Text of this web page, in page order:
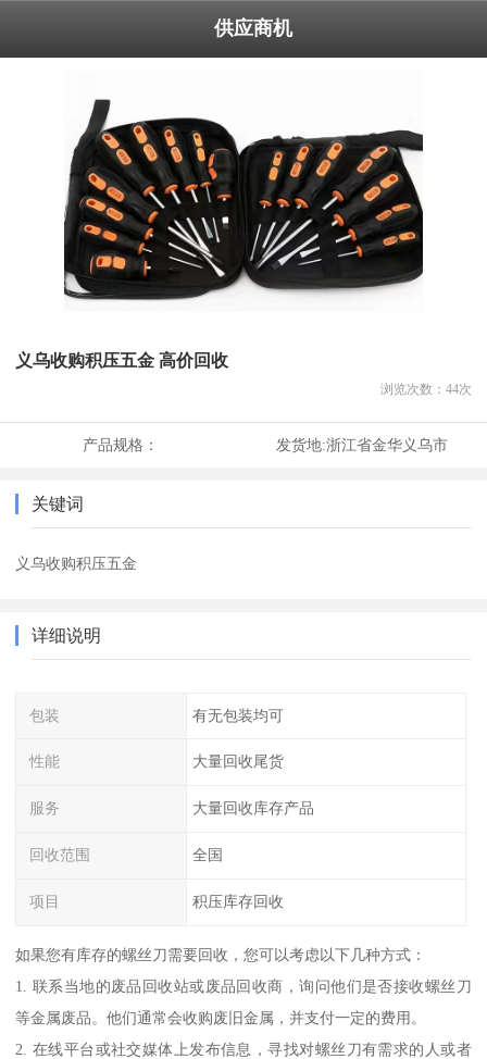
供应商机
义乌收购积压五金 高价回收
浏览次数： 44次
产品规格： 发货地:浙江省金华义乌市
关键词
义乌收购积压五金
详细说明
包装 有无包装均可
性能 大量回收尾货
服务 大量回收库存产品
回收范围 全国
项目 积压库存回收
如果您有库存的螺丝刀需要回收，您可以考虑以下几种方式：
1. 联系当地的废品回收站或废品回收商，询问他们是否接收螺丝刀
等金属废品。他们通常会收购废旧金属，并支付一定的费用。
2. 在线平台或社交媒体上发布信息，寻找对螺丝刀有需求的人或者